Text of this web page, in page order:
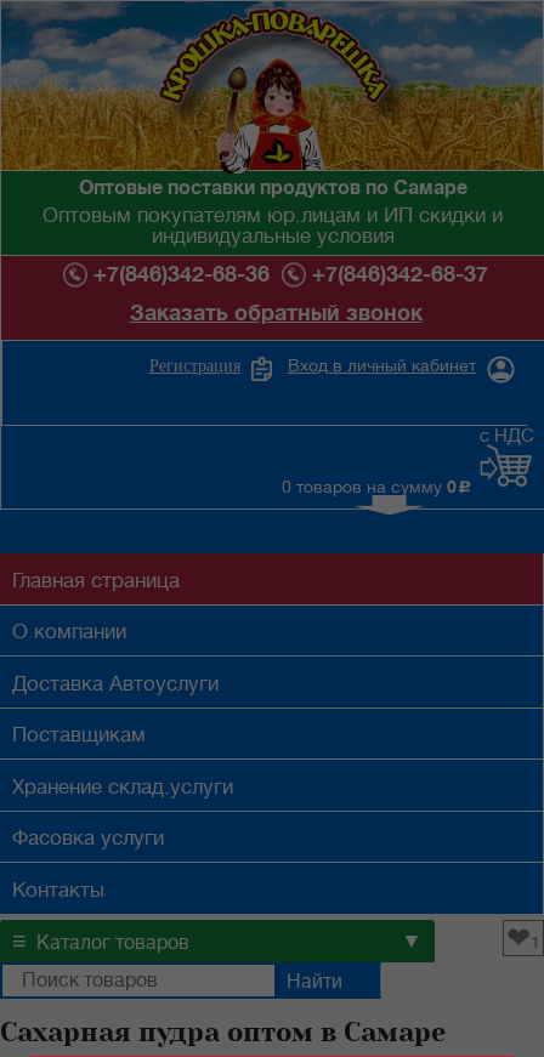
Оптовые поставки продуктов по Самаре
Оптовым покупателям юр.лицам и ИП скидки и
индивидуальные условия
+7(846)342-68-36
+7(846)342-68-37
Заказать обратный звонок
Вход в личный кабинет
Регистрация
0 товаров на сумму 0 c
с НДС
Главная страница
О компании
Доставка Автоуслуги
Поставщикам
Хранение склад.услуги
Фасовка услуги
Контакты
≡ Каталог товаров ▼ ❤1
Сахарная пудра оптом в Самаре